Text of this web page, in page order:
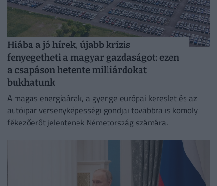
Hiába a jó hírek, újabb krízis
fenyegetheti a magyar gazdaságot: ezen
a csapáson hetente milliárdokat
bukhatunk
A magas energiaárak, a gyenge európai kereslet és az
autóipar versenyképességi gondjai továbbra is komoly
fékezőerőt jelentenek Németország számára.